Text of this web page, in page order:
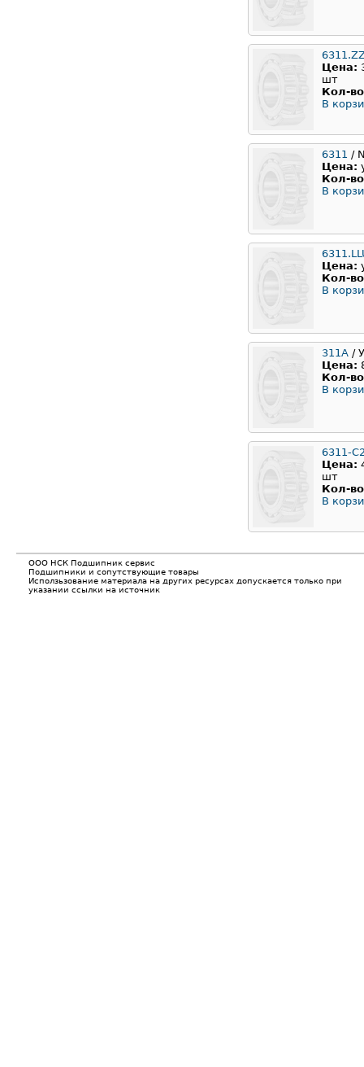
Цена:
шт
Кол-
В
6311 /
Цена:
Кол-
В
Цена:
Кол-
В
311A /
Цена:
Кол-
В
6311-
Цена:
шт
Кол-
В
ООО НСК Подшипник сервис
Подшипники и сопутствующие товары
Исползьзование материала на других ресурсах допускается только при
указании ссылки на источник